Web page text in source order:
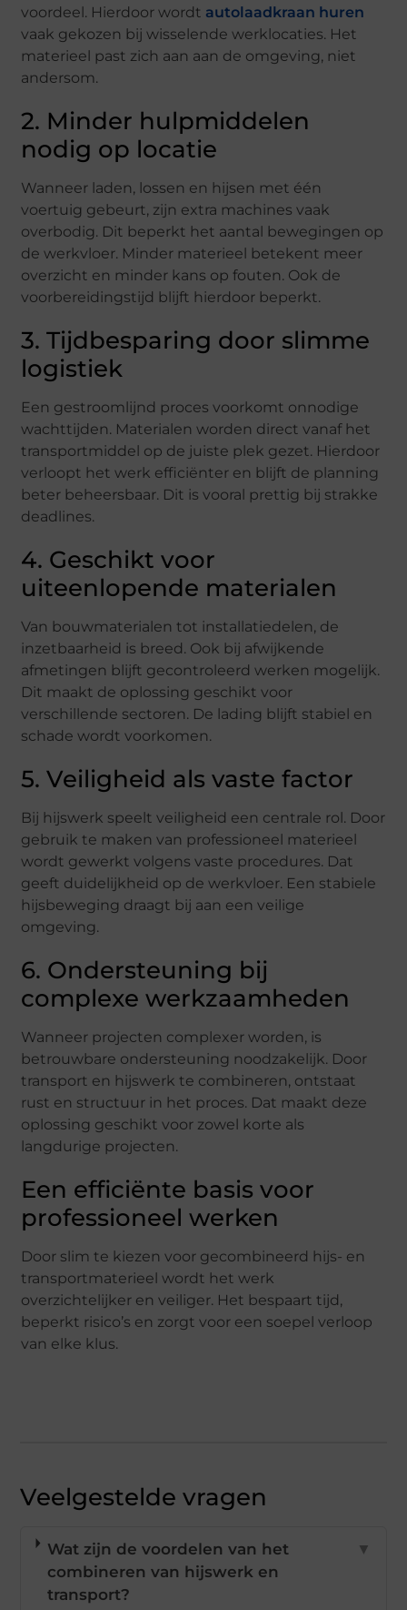
voordeel. Hierdoor wordt autolaadkraan huren
vaak gekozen bij wisselende werklocaties. Het
materieel past zich aan aan de omgeving, niet
andersom.
2. Minder hulpmiddelen
nodig op locatie
Wanneer laden, lossen en hijsen met één
voertuig gebeurt, zijn extra machines vaak
overbodig. Dit beperkt het aantal bewegingen op
de werkvloer. Minder materieel betekent meer
overzicht en minder kans op fouten. Ook de
voorbereidingstijd blijft hierdoor beperkt.
3. Tijdbesparing door slimme
logistiek
Een gestroomlijnd proces voorkomt onnodige
wachttijden. Materialen worden direct vanaf het
transportmiddel op de juiste plek gezet. Hierdoor
verloopt het werk efficiënter en blijft de planning
beter beheersbaar. Dit is vooral prettig bij strakke
deadlines.
4. Geschikt voor
uiteenlopende materialen
Van bouwmaterialen tot installatiedelen, de
inzetbaarheid is breed. Ook bij afwijkende
afmetingen blijft gecontroleerd werken mogelijk.
Dit maakt de oplossing geschikt voor
verschillende sectoren. De lading blijft stabiel en
schade wordt voorkomen.
5. Veiligheid als vaste factor
Bij hijswerk speelt veiligheid een centrale rol. Door
gebruik te maken van professioneel materieel
wordt gewerkt volgens vaste procedures. Dat
geeft duidelijkheid op de werkvloer. Een stabiele
hijsbeweging draagt bij aan een veilige
omgeving.
6. Ondersteuning bij
complexe werkzaamheden
Wanneer projecten complexer worden, is
betrouwbare ondersteuning noodzakelijk. Door
transport en hijswerk te combineren, ontstaat
rust en structuur in het proces. Dat maakt deze
oplossing geschikt voor zowel korte als
langdurige projecten.
Een efficiënte basis voor
professioneel werken
Door slim te kiezen voor gecombineerd hijs- en
transportmaterieel wordt het werk
overzichtelijker en veiliger. Het bespaart tijd,
beperkt risico’s en zorgt voor een soepel verloop
van elke klus.
Veelgestelde vragen
Wat zijn de voordelen van het
combineren van hijswerk en
transport?
▼